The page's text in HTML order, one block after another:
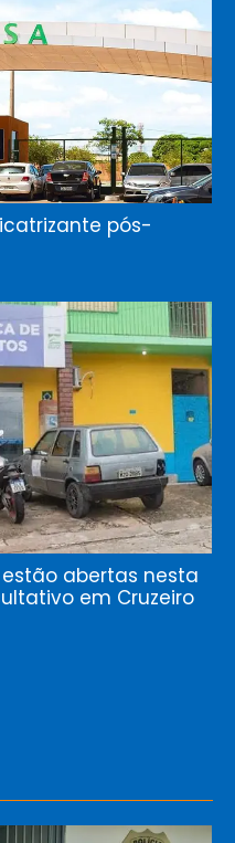
pós-
abertas nesta
em Cruzeiro